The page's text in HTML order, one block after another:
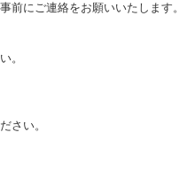
前にご連絡をお願いいたします。
。
さい。